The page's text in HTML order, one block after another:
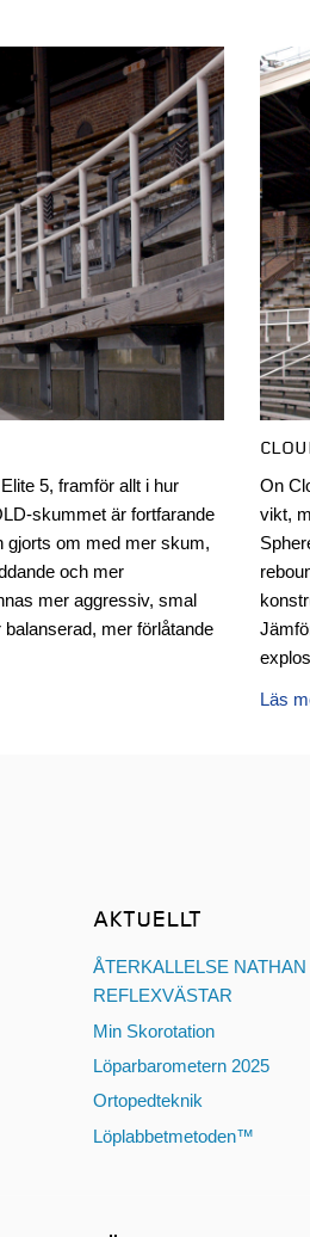
5, framför allt i hur
skummet är fortfarande
gjorts om med mer skum,
och mer
mer aggressiv, smal
mer förlåtande
On
vikt,
Läs
AKTUELLT
ÅTERKALLELSE NATHAN
REFLEXVÄSTAR
Min Skorotation
Löparbarometern 2025
Ortopedteknik
Löplabbetmetoden™